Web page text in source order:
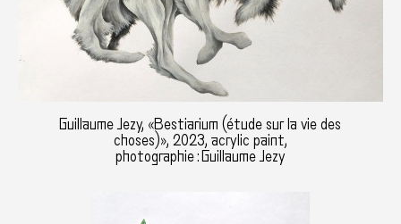
Guillaume Jezy, «Bestiarium (étude sur la vie des
choses)», 2023, acrylic paint,
photographie : Guillaume Jezy